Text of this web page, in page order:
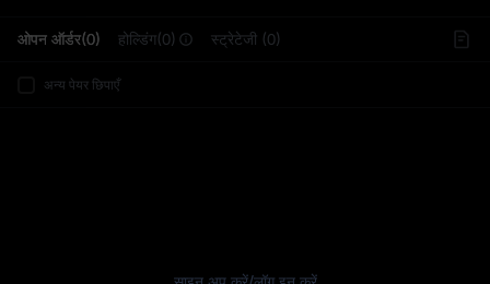
ओपन ऑर्डर(0) होल्डिंग(0) स्ट्रेटेजी (0)
अन्य पेयर छिपाएँ